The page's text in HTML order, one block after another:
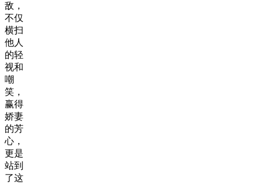
敌，
不仅
横扫
他人
的轻
视和
嘲
笑，
赢得
娇妻
的芳
心，
更是
站到
了这